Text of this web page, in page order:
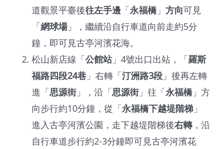
道觀景平臺後往左手邊 「永福橋」 方向可見
「網球場」，繼續沿自行車道向前走約5分
鐘，即可見古亭河濱花海。
松山新店線「公館站」4號出口出站，「羅斯
福路四段24巷 」右轉「汀洲路3段 」後再左轉
進「思源街」，沿「思源街」往「永福橋」方
向步行約10分鐘，從「永福橋下越堤階梯 」
進入古亭河濱公園，走下越堤階梯後右轉，沿
自行車道步行約2-3分鐘即可見古亭河濱花